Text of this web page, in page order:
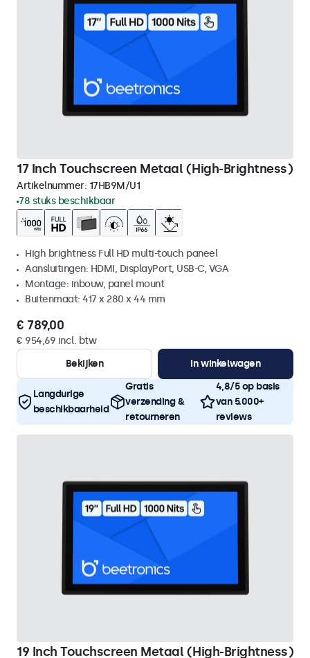
17 Inch Touchscreen Metaal (High-Brightness)
Artikelnummer: 17HB9M/U1
78 stuks beschikbaar
High brightness Full HD multi-touch paneel
Aansluitingen: HDMI, DisplayPort, USB-C, VGA
Montage: inbouw, panel mount
Buitenmaat: 417 x 280 x 44 mm
€ 789,00
€ 954,69 incl. btw
Bekijken
In winkelwagen
Langdurige
beschikbaarheid
Gratis
verzending &
retourneren
4,8/5 op basis
van 5.000+
reviews
19 Inch Touchscreen Metaal (High-Brightness)